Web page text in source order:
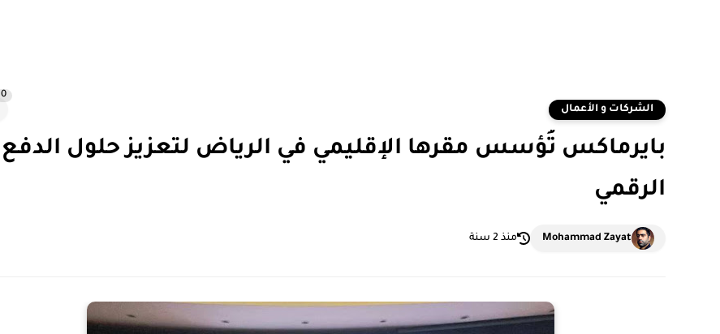
الشركات و الأعمال
0
بايرماكس تُؤسس مقرها الإقليمي في الرياض لتعزيز حلول الدفع
الرقمي
Mohammad Zayat منذ 2 سنة